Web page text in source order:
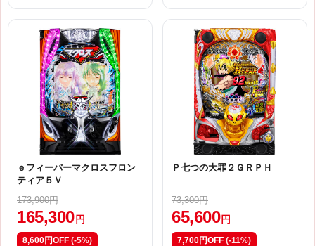
ｅフィーバーマクロスフロン
ティア５Ｖ
173,900円
165,300円
8,600円OFF (-5%)
Ｐ七つの大罪２ＧＲＰＨ
73,300円
65,600円
7,700円OFF (-11%)